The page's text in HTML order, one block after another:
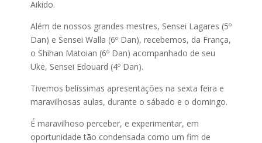
Aikido.
Além de nossos grandes mestres, Sensei Lagares (5º
Dan) e Sensei Walla (6º Dan), recebemos, da França,
o Shihan Matoian (6º Dan) acompanhado de seu
Uke, Sensei Edouard (4º Dan).
Tivemos belíssimas apresentações na sexta feira e
maravilhosas aulas, durante o sábado e o domingo.
É maravilhoso perceber, e experimentar, em
oportunidade tão condensada como um fim de